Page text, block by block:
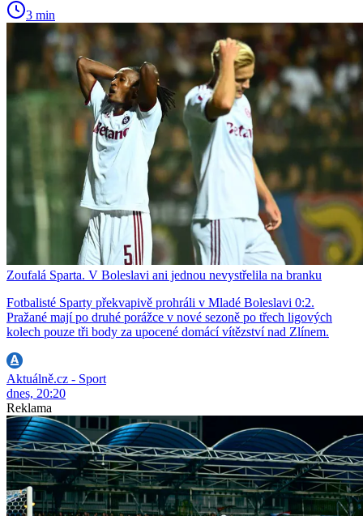
3 min
Zoufalá Sparta. V Boleslavi ani jednou nevystřelila na branku
Fotbalisté Sparty překvapivě prohráli v Mladé Boleslavi 0:2.
Pražané mají po druhé porážce v nové sezoně po třech ligových
kolech pouze tři body za upocené domácí vítězství nad Zlínem.
Aktuálně.cz - Sport
dnes, 20:20
Reklama